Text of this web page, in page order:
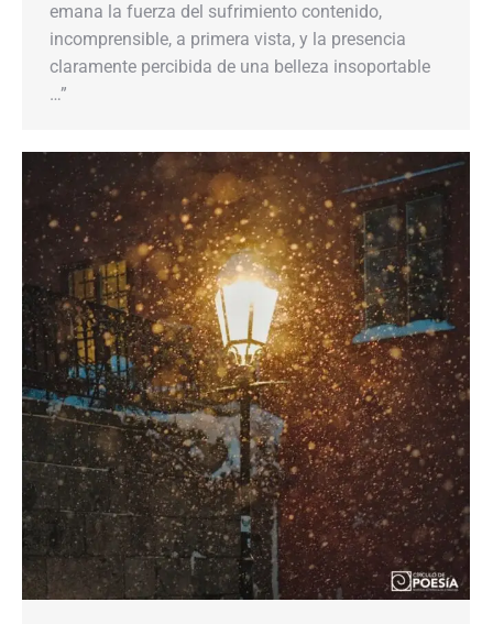
emana la fuerza del sufrimiento contenido,
incomprensible, a primera vista, y la presencia
claramente percibida de una belleza insoportable
…”